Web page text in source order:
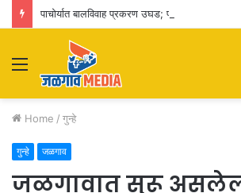
Menu
Home / गुन्हे
गुन्हे जळगाव
जळगावात सुरू